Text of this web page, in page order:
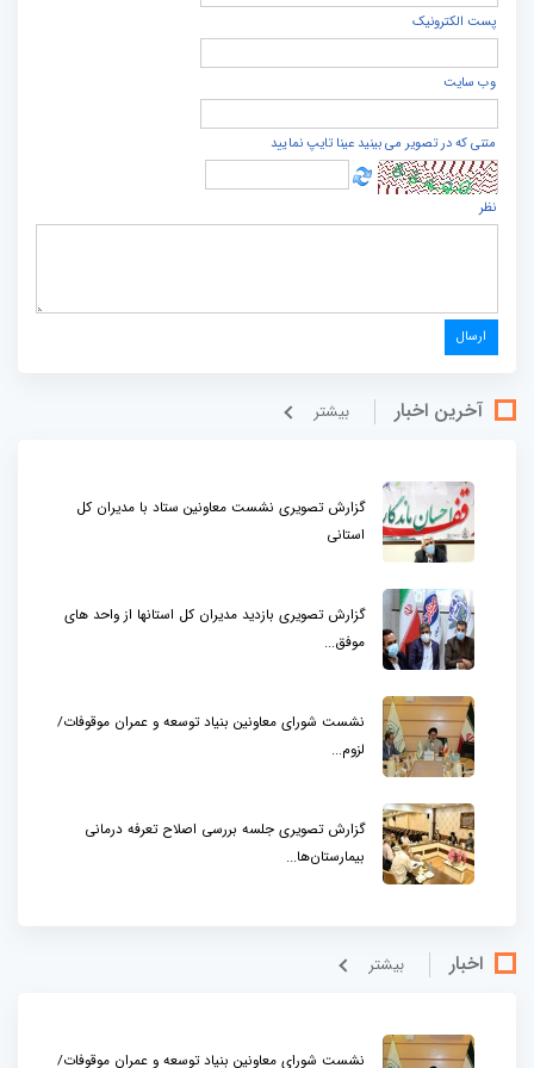
پست الكترونيک
وب سایت
متنی که در تصویر می بینید عینا تایپ نمایید
نظر
آخرین اخبار بيشتر
گزارش تصویری نشست معاونین ستاد با مدیران کل
استانی
گزارش تصویری بازدید مدیران کل استانها از واحد های
موفق...
نشست شورای معاونین بنیاد توسعه و عمران موقوفات/
لزوم...
گزارش تصویری جلسه بررسی اصلاح تعرفه درمانی
بیمارستان‌ها...
اخبار بيشتر
نشست شورای معاونین بنیاد توسعه و عمران موقوفات/